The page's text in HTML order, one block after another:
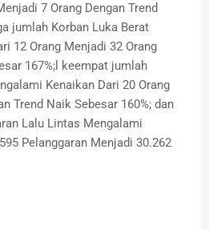
7 Orang Dengan Trend
jumlah Korban Luka Berat
12 Orang Menjadi 32 Orang
167%;l keempat jumlah
Kenaikan Dari 20 Orang
Trend Naik Sebesar 160%; dan
Lalu Lintas Mengalami
Pelanggaran Menjadi 30.262